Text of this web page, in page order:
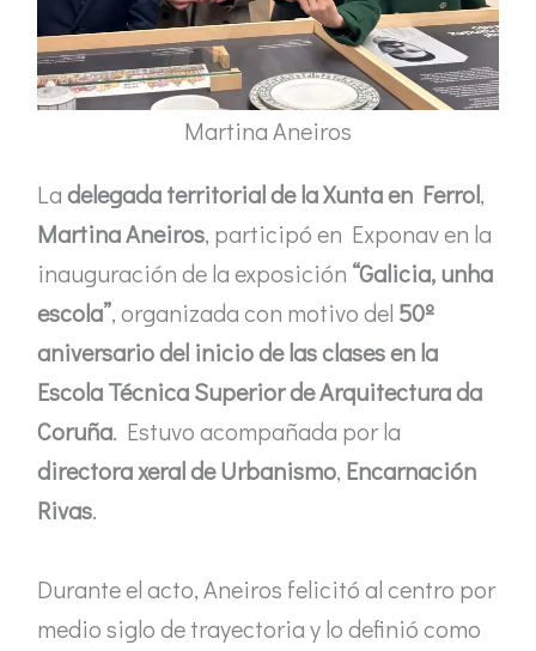
Martina Aneiros
Ladelegada territorial de la Xunta en Ferrol,
Martina Aneiros, participó en Exponav en la
inauguración de la exposición “Galicia, unha
escola”, organizada con motivo del 50º
aniversario del inicio de las clases en la
Escola Técnica Superior de Arquitectura da
Coruña. Estuvo acompañada por la
directora xeral de Urbanismo, Encarnación
Rivas.
Durante el acto, Aneiros felicitó al centro por
medio siglo de trayectoria y lo definió como